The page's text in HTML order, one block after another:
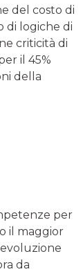
del costo di
di logiche di
criticità di
il 45%
della
per
il maggior
da